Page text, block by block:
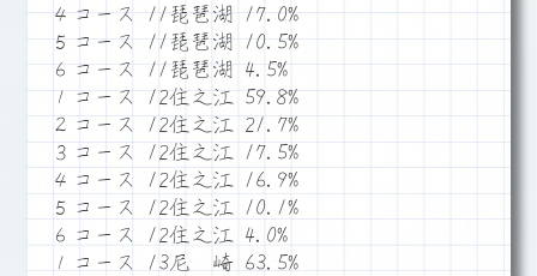
４コース 11琵琶湖 17.0%
５コース 11琵琶湖 10.5%
６コース 11琵琶湖 4.5%
１コース 12住之江 59.8%
２コース 12住之江 21.7%
３コース 12住之江 17.5%
４コース 12住之江 16.9%
５コース 12住之江 10.1%
６コース 12住之江 4.0%
１コース 13尼 崎 63.5%